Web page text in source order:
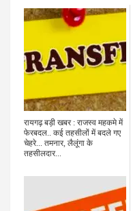
रायगढ़ बड़ी खबर : राजस्व महकमे में
फेरबदल.. कई तहसीलों में बदले गए
चेहरे... तमनार, लैलूंगा के
तहसीलदार...